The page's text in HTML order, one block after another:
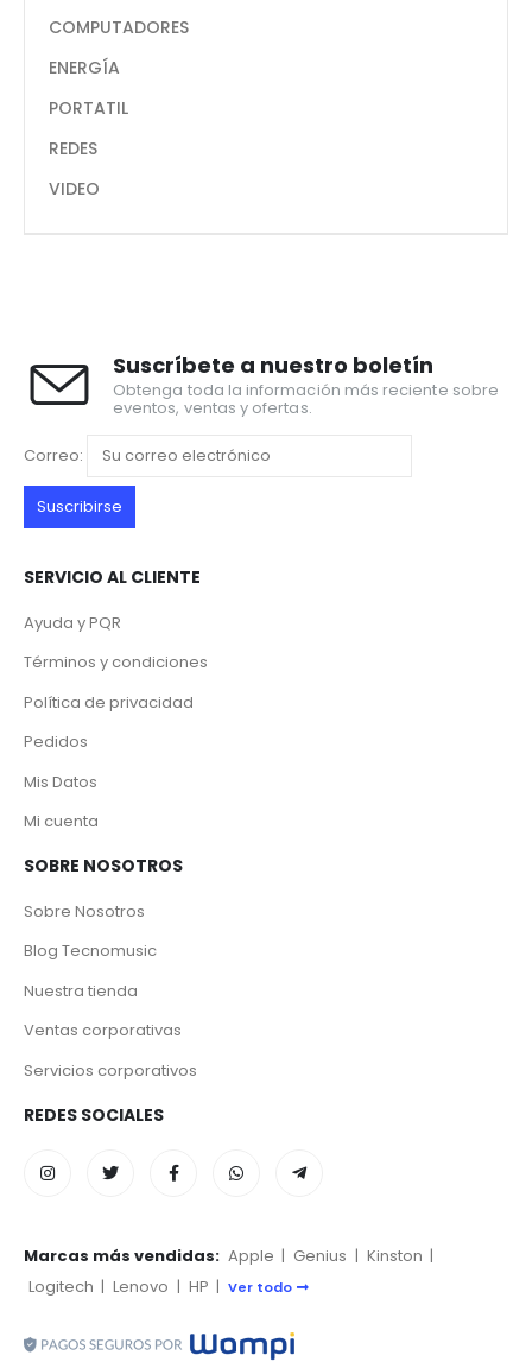
COMPUTADORES
ENERGÍA
PORTATIL
REDES
VIDEO
Suscríbete a nuestro boletín
Obtenga toda la información más reciente sobre
eventos, ventas y ofertas.
Correo:
SERVICIO AL CLIENTE
Ayuda y PQR
Términos y condiciones
Política de privacidad
Pedidos
Mis Datos
Mi cuenta
SOBRE NOSOTROS
Sobre Nosotros
Blog Tecnomusic
Nuestra tienda
Ventas corporativas
Servicios corporativos
REDES SOCIALES
Marcas más vendidas: Apple | Genius | Kinston |
Logitech | Lenovo | HP | Ver todo